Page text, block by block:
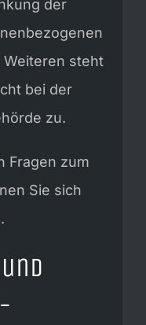
der
Weiteren steht
bei der
zu.
Fragen zum
Sie sich